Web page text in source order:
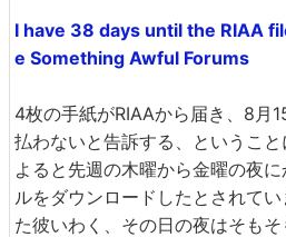
I have 38 days until the RIAA
e Something Awful Forums
4枚の手紙がRIAAから届き、8月
払わないと告訴する、というこ
よると先週の木曜から金曜の夜
ルをダウンロードしたとされて
た彼いわく、その日の夜はそも